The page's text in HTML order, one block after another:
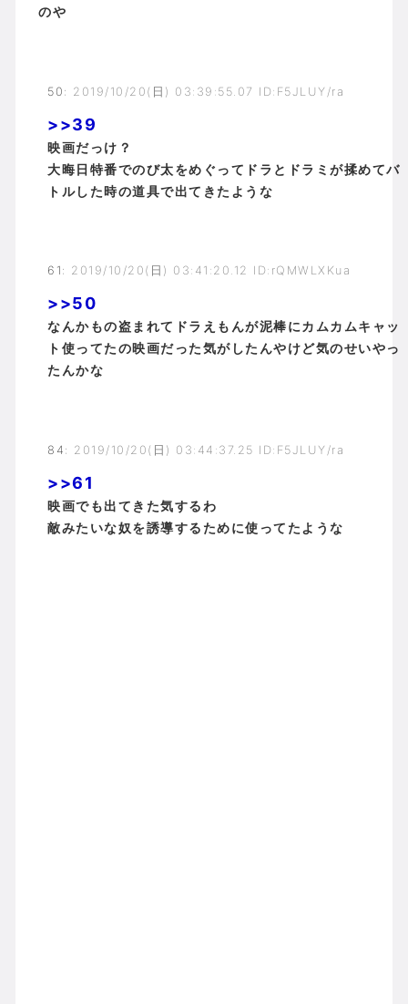
のや
50 : 2019/10/20(日) 03:39:55.07 ID:F5JLUY/ra
>>39
映画だっけ？
大晦日特番でのび太をめぐってドラとドラミが揉めてバ
トルした時の道具で出てきたような
61 : 2019/10/20(日) 03:41:20.12 ID:rQMWLXKua
>>50
なんかもの盗まれてドラえもんが泥棒にカムカムキャッ
ト使ってたの映画だった気がしたんやけど気のせいやっ
たんかな
84 : 2019/10/20(日) 03:44:37.25 ID:F5JLUY/ra
>>61
映画でも出てきた気するわ
敵みたいな奴を誘導するために使ってたような